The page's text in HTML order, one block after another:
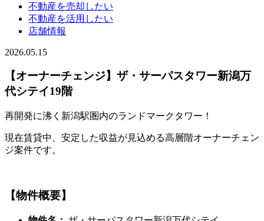
不動産を売却したい
不動産を活用したい
店舗情報
2026.05.15
【オーナーチェンジ】ザ・サーパスタワー新潟万
代シテイ19階
再開発に沸く新潟駅圏内のランドマークタワー！
現在賃貸中、安定した収益が見込める高層階オーナーチェン
ジ案件です。
【物件概要】